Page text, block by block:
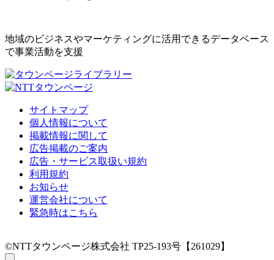
地域のビジネスやマーケティングに活用できるデータベース
で事業活動を支援
サイトマップ
個人情報について
掲載情報に関して
広告掲載のご案内
広告・サービス取扱い規約
利用規約
お知らせ
運営会社について
緊急時はこちら
©NTTタウンページ株式会社 TP25-193号【261029】